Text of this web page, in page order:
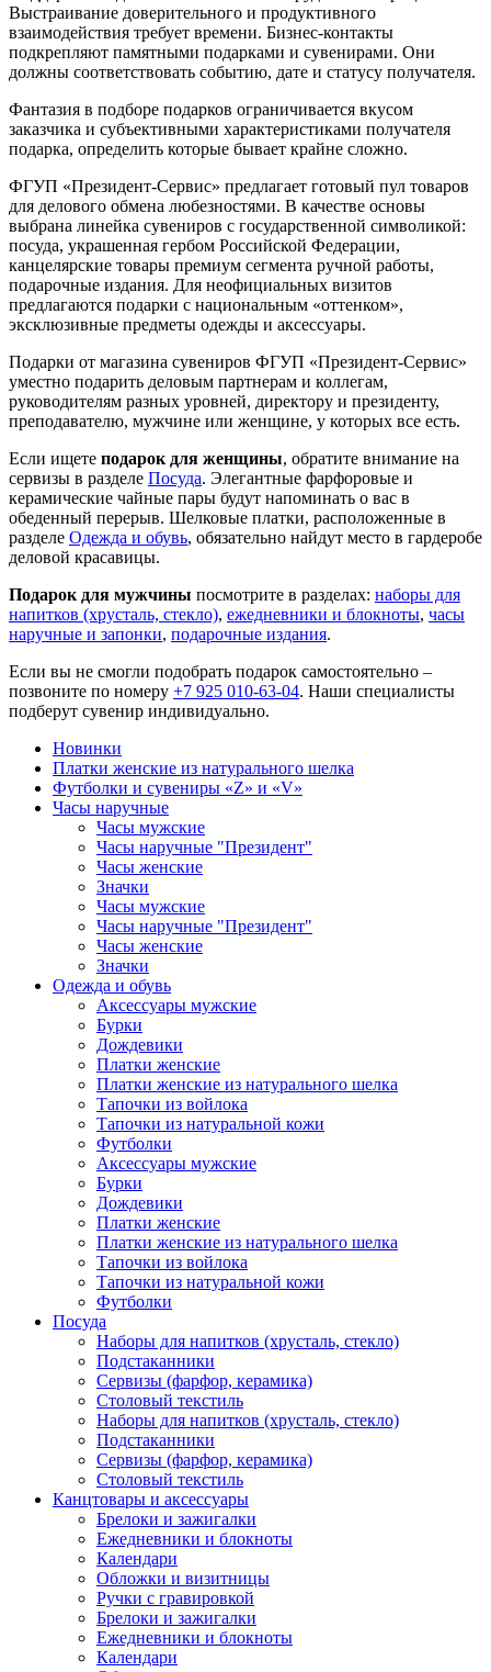
Выстраивание доверительного и продуктивного
взаимодействия требует времени. Бизнес-контакты
подкрепляют памятными подарками и сувенирами. Они
должны соответствовать событию, дате и статусу получателя.
Фантазия в подборе подарков ограничивается вкусом
заказчика и субъективными характеристиками получателя
подарка, определить которые бывает крайне сложно.
ФГУП «Президент-Сервис» предлагает готовый пул товаров
для делового обмена любезностями. В качестве основы
выбрана линейка сувениров с государственной символикой:
посуда, украшенная гербом Российской Федерации,
канцелярские товары премиум сегмента ручной работы,
подарочные издания. Для неофициальных визитов
предлагаются подарки с национальным «оттенком»,
эксклюзивные предметы одежды и аксессуары.
Подарки от магазина сувениров ФГУП «Президент-Сервис»
уместно подарить деловым партнерам и коллегам,
руководителям разных уровней, директору и президенту,
преподавателю, мужчине или женщине, у которых все есть.
Если ищете подарок для женщины, обратите внимание на
сервизы в разделе Посуда. Элегантные фарфоровые и
керамические чайные пары будут напоминать о вас в
обеденный перерыв. Шелковые платки, расположенные в
разделе Одежда и обувь, обязательно найдут место в гардеробе
деловой красавицы.
Подарок для мужчины посмотрите в разделах: наборы для
напитков (хрусталь, стекло), ежедневники и блокноты, часы
наручные и запонки, подарочные издания.
Если вы не смогли подобрать подарок самостоятельно –
позвоните по номеру +7 925 010-63-04. Наши специалисты
подберут сувенир индивидуально.
Новинки
Платки женские из натурального шелка
Футболки и сувениры «Z» и «V»
Часы наручные
Часы мужские
Часы наручные "Президент"
Часы женские
Значки
Часы мужские
Часы наручные "Президент"
Часы женские
Значки
Одежда и обувь
Аксессуары мужские
Бурки
Дождевики
Платки женские
Платки женские из натурального шелка
Тапочки из войлока
Тапочки из натуральной кожи
Футболки
Аксессуары мужские
Бурки
Дождевики
Платки женские
Платки женские из натурального шелка
Тапочки из войлока
Тапочки из натуральной кожи
Футболки
Посуда
Наборы для напитков (хрусталь, стекло)
Подстаканники
Сервизы (фарфор, керамика)
Столовый текстиль
Наборы для напитков (хрусталь, стекло)
Подстаканники
Сервизы (фарфор, керамика)
Столовый текстиль
Канцтовары и аксессуары
Брелоки и зажигалки
Ежедневники и блокноты
Календари
Обложки и визитницы
Ручки с гравировкой
Брелоки и зажигалки
Ежедневники и блокноты
Календари